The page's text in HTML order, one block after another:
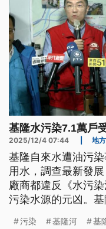
基隆水污染7.1萬戶
2025/12/4 07:44 地方
基隆自來水遭油污
用水，調查最新發
廠商都違反《水污
污染水源的元凶。
污染 基隆河 基